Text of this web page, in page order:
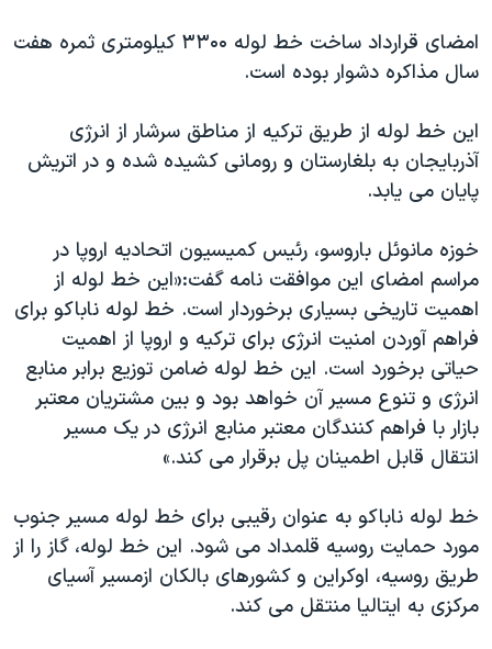
آرشیو پخش زنده
مجموعه مستندهای دادخواهی
تریبونال مردمی آبان ۹۸
دادگاه حمید نوری
چهل سال گروگان‌گیری
قانون شفافیت دارائی کادر رهبری ایران
اعتراضات مردمی آبان ۹۸
اسرائیل در جنگ
نرگس محمدی برنده جایزه نوبل صلح
همایش محافظه‌کاران آمریکا «سی‌پک»
صفحه‌های ویژه
سفر پرزیدنت ترامپ به چین
امضای قرارداد ساخت خط لوله ۳۳۰۰ کیلومتری ثمره هفت
سال مذاکره دشوار بوده است.
این خط لوله از طریق ترکیه از مناطق سرشار از انرژی
آذربایجان به بلغارستان و رومانی کشیده شده و در اتریش
پایان می یابد.
خوزه مانوئل باروسو، رئیس کمیسیون اتحادیه اروپا در
مراسم امضای این موافقت نامه گفت:«این خط لوله از
اهمیت تاریخی بسیاری برخوردار است. خط لوله ناباکو برای
فراهم آوردن امنیت انرژی برای ترکیه و اروپا از اهمیت
حیاتی برخورد است. این خط لوله ضامن توزیع برابر منابع
انرژی و تنوع مسیر آن خواهد بود و بین مشتریان معتبر
بازار با فراهم کنندگان معتبر منابع انرژی در یک مسیر
انتقال قابل اطمینان پل برقرار می کند.»
خط لوله ناباکو به عنوان رقیبی برای خط لوله مسیر جنوب
مورد حمایت روسیه قلمداد می شود. این خط لوله، گاز را از
طریق روسیه، اوکراین و کشورهای بالکان ازمسیر آسیای
مرکزی به ایتالیا منتقل می کند.